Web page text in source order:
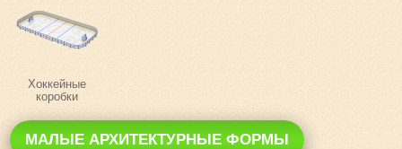
Хоккейные
коробки
МАЛЫЕ АРХИТЕКТУРНЫЕ ФОРМЫ